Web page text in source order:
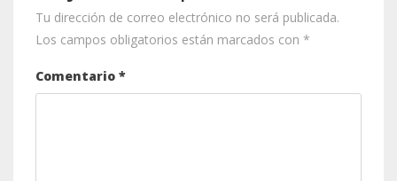
Tu dirección de correo electrónico no será publicada.
Los campos obligatorios están marcados con *
Comentario *